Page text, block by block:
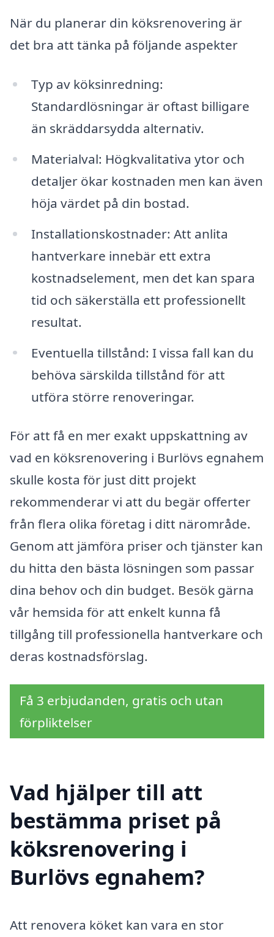
När du planerar din köksrenovering är
det bra att tänka på följande aspekter
Typ av köksinredning:
Standardlösningar är oftast billigare
än skräddarsydda alternativ.
Materialval: Högkvalitativa ytor och
detaljer ökar kostnaden men kan även
höja värdet på din bostad.
Installationskostnader: Att anlita
hantverkare innebär ett extra
kostnadselement, men det kan spara
tid och säkerställa ett professionellt
resultat.
Eventuella tillstånd: I vissa fall kan du
behöva särskilda tillstånd för att
utföra större renoveringar.
För att få en mer exakt uppskattning av
vad en köksrenovering i Burlövs egnahem
skulle kosta för just ditt projekt
rekommenderar vi att du begär offerter
från flera olika företag i ditt närområde.
Genom att jämföra priser och tjänster kan
du hitta den bästa lösningen som passar
dina behov och din budget. Besök gärna
vår hemsida för att enkelt kunna få
tillgång till professionella hantverkare och
deras kostnadsförslag.
Få 3 erbjudanden, gratis och utan
förpliktelser
Vad hjälper till att
bestämma priset på
köksrenovering i
Burlövs egnahem?
Att renovera köket kan vara en stor